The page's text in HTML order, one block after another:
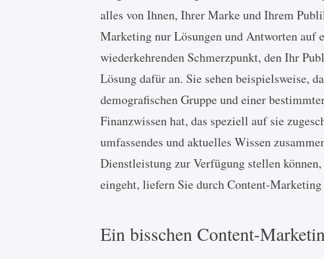
alles von Ihnen, Ihrer Marke und Ihrem
Marketing nur Lösungen und Antworten auf
wiederkehrenden Schmerzpunkt, den Ihr
Lösung dafür an. Sie sehen beispielsweise,
demografischen Gruppe und einer
Finanzwissen hat, das speziell auf sie
umfassendes und aktuelles Wissen
Dienstleistung zur Verfügung stellen
eingeht, liefern Sie durch Content-
Ein bisschen Content-